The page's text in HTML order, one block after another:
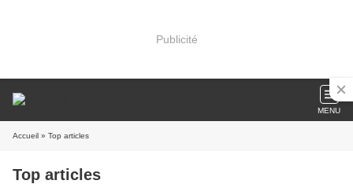
Publicité
MENU
Accueil » Top articles
Top articles